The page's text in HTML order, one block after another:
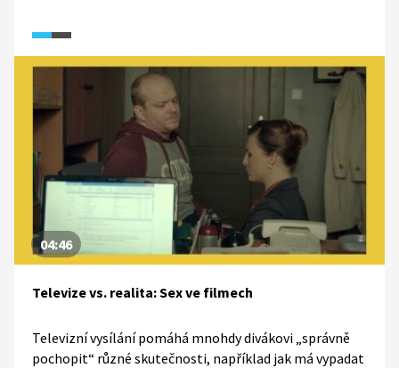
záhadný atmosférický jev vzniká?
04:46
Televize vs. realita: Sex ve filmech
Televizní vysílání pomáhá mnohdy divákovi „správně
pochopit“ různé skutečnosti, například jak má vypadat